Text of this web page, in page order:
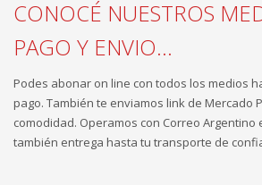
CONOCÉ NUESTROS
PAGO Y ENVIO...
Podes abonar on line con todos los medios
pago. También te enviamos link de Mercado
comodidad. Operamos con Correo Argentino
también entrega hasta tu transporte de